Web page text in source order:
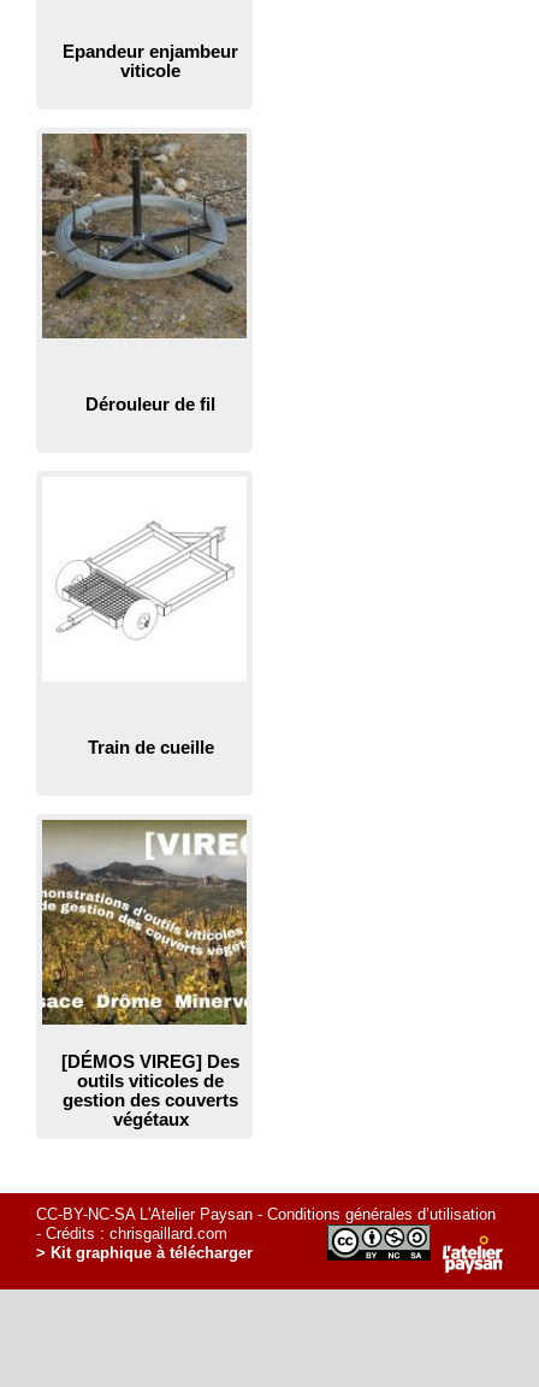
Epandeur enjambeur
viticole
Dérouleur de fil
Train de cueille
[DÉMOS VIREG] Des
outils viticoles de
gestion des couverts
végétaux
CC-BY-NC-SA L'Atelier Paysan - Conditions générales d’utilisation
- Crédits : chrisgaillard.com
> Kit graphique à télécharger